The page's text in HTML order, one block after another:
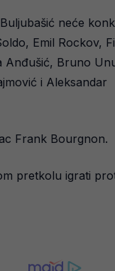
neće
Emil Rockov,
Anđušić, Bruno
i Aleksandar
Frank Bourgnon.
pretkolu igrati